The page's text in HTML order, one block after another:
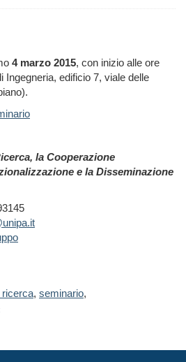
4 marzo 2015, con inizio alle ore
Ingegneria, edificio 7, viale delle
la Cooperazione
e la Disseminazione
ricerca, seminario,